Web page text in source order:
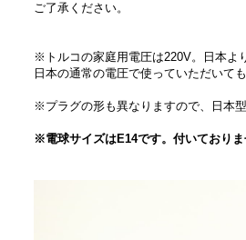
ご了承ください。
※トルコの家庭用電圧は220V。日本よ
日本の通常の電圧で使っていただいて
※プラグの形も異なりますので、日本
※電球サイズはE14です。付いておりま